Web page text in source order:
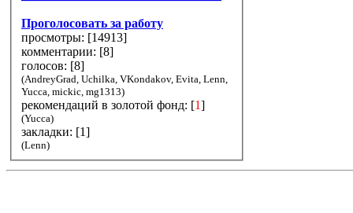
Проголосовать за работу
просмотры: [14913]
комментарии: [8]
голосов: [8]
(AndreyGrad, Uchilka, VKondakov, Evita, Lenn,
Yucca, mickic, mg1313)
рекомендаций в золотой фонд: [1]
(Yucca)
закладки: [1]
(Lenn)